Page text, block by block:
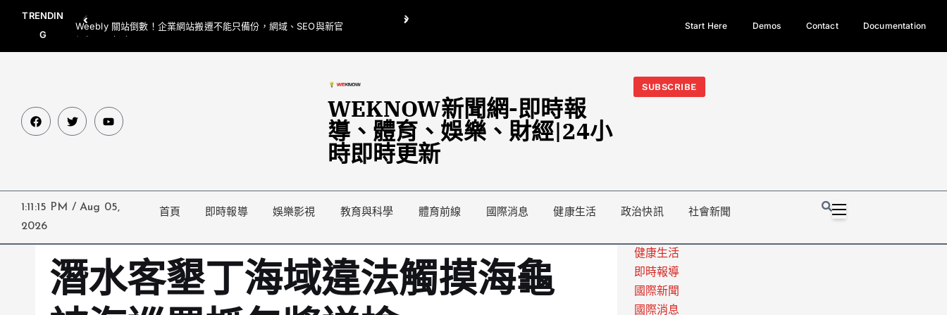
TRENDIN
G
Weebly 關站倒數！企業網站搬遷不能只備份，網域、SEO與新官
網都要一起處理
翁曉玲喊刪陸委會1295萬媒宣費惹議 梁文傑回「只能靠嘴巴」
今日熱門新聞TOP3｜西拉雅族正式成第17個原住民族、立院電競
光電場回
Start Here Demos Contact Documentation
WEKNOW新聞網-即時報
導、體育、娛樂、財經|24小
時即時更新
SUBSCRIBE
1:11:16 PM / Aug 05,
2026
首頁 即時報導 娛樂影視 教育與科學 體育前線 國際消息 健康生活 政治快訊 社會新聞
潛水客墾丁海域違法觸摸海龜
健康生活
即時報導
國際新聞
國際消息